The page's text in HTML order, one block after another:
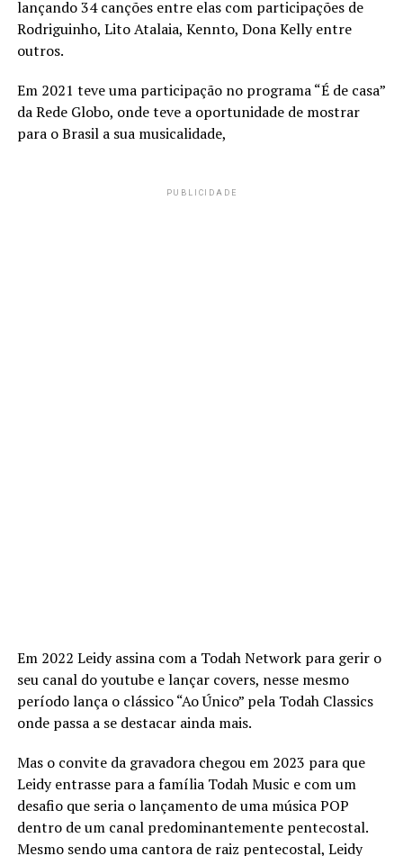
lançando 34 canções entre elas com participações de
Rodriguinho, Lito Atalaia, Kennto, Dona Kelly entre
outros.
Em 2021 teve uma participação no programa “É de casa”
da Rede Globo, onde teve a oportunidade de mostrar
para o Brasil a sua musicalidade,
PUBLICIDADE
Em 2022 Leidy assina com a Todah Network para gerir o
seu canal do youtube e lançar covers, nesse mesmo
período lança o clássico “Ao Único” pela Todah Classics
onde passa a se destacar ainda mais.
Mas o convite da gravadora chegou em 2023 para que
Leidy entrasse para a família Todah Music e com um
desafio que seria o lançamento de uma música POP
dentro de um canal predominantemente pentecostal.
Mesmo sendo uma cantora de raiz pentecostal, Leidy